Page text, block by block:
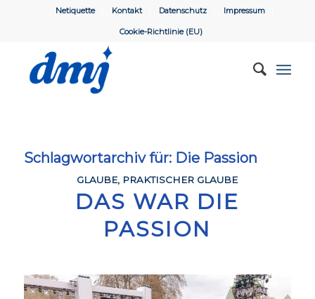
Netiquette Kontakt Datenschutz Impressum
Cookie-Richtlinie (EU)
Schlagwortarchiv für: Die Passion
GLAUBE, PRAKTISCHER GLAUBE
DAS WAR DIE
PASSION